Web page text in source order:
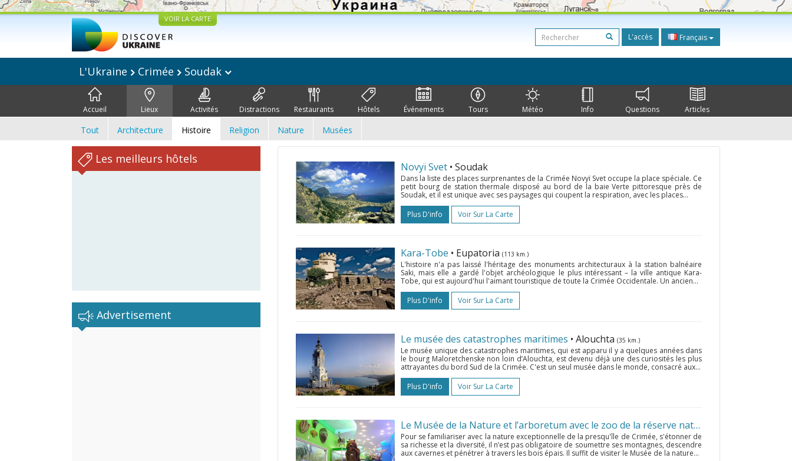
VOIR LA CARTE
L'accès Français
L'Ukraine Crimée Soudak
Accueil Lieux Activités Distractions Restaurants Hôtels Événements Tours Météo Info Questions Articles
Tout Architecture Histoire Religion Nature Musées
Les meilleurs hôtels
Advertisement
Novyï Svet • Soudak
Dans la liste des places surprenantes de la Crimée Novyï Svet occupe la place spéciale. Ce
petit bourg de station thermale disposé au bord de la baie Verte pittoresque près de
Soudak, et il est unique avec ses paysages qui coupent la respiration, avec les places...
Plus D'info
Voir Sur La Carte
Kara-Tobe • Eupatoria (113 km.)
L'histoire n'a pas laissé l'héritage des monuments architecturaux à la station balnéaire
Saki, mais elle a gardé l'objet archéologique le plus intéressant – la ville antique Kara-
Tobe, qui est aujourd'hui l'aimant touristique de toute la Crimée Occidentale. Un ancien...
Plus D'info
Voir Sur La Carte
Le musée des catastrophes maritimes • Alouchta (35 km.)
Le musée unique des catastrophes maritimes, qui est apparu il y a quelques années dans
le bourg Maloretchenske non loin d’Alouchta, est devenu déjà une des curiosités les plus
attrayantes du bord Sud de la Crimée. C'est un seul musée dans le monde, consacré aux...
Plus D'info
Voir Sur La Carte
Le Musée de la Nature et l’arboretum avec le zoo de la réserve naturelle de Crimée
Pour se familiariser avec la nature exceptionnelle de la presqu'île de Crimée, s'étonner de
sa richesse et la diversité, il n’est pas obligatoire de soumettre ses montagnes, descendre
aux cavernes et pénétrer à travers les bois épais. Il suffit de visiter le Musée de la nature...